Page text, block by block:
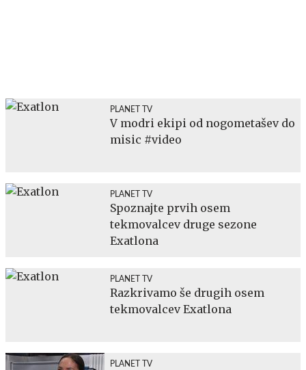
PLANET TV
V modri ekipi od nogometašev do
misic #video
PLANET TV
Spoznajte prvih osem
tekmovalcev druge sezone
Exatlona
PLANET TV
Razkrivamo še drugih osem
tekmovalcev Exatlona
PLANET TV